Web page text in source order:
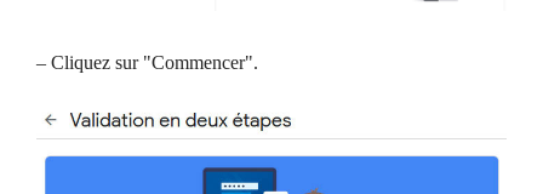
– Cliquez sur "Commencer".